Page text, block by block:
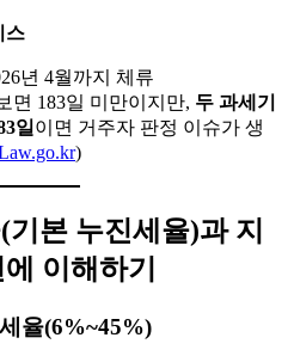
스
년 4월까지 체류
면 183일 미만이지만, 두 과세기
일 이면 거주자 판정 이슈가 생
)
본 누진세율)과 지
이해하기
율(6%~45%)